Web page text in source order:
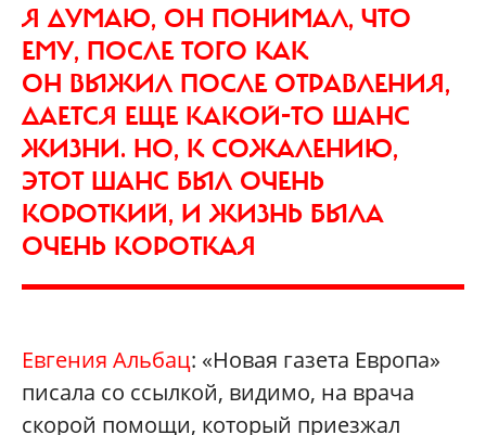
Я ДУМАЮ, ОН ПОНИМАЛ, ЧТО
ЕМУ, ПОСЛЕ ТОГО КАК
ОН ВЫЖИЛ ПОСЛЕ ОТРАВЛЕНИЯ,
ДАЕТСЯ ЕЩЕ КАКОЙ-ТО ШАНС
ЖИЗНИ. НО, К СОЖАЛЕНИЮ,
ЭТОТ ШАНС БЫЛ ОЧЕНЬ
КОРОТКИЙ, И ЖИЗНЬ БЫЛА
ОЧЕНЬ КОРОТКАЯ
Евгения Альбац: «Новая газета Европа»
писала со ссылкой, видимо, на врача
скорой помощи, который приезжал